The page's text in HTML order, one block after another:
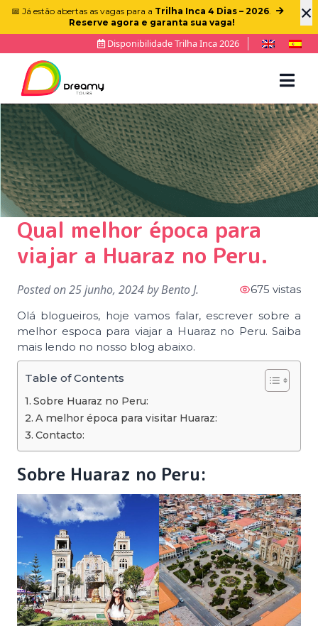
×
📅 Já estão abertas as vagas para a Trilha Inca 4 Dias – 2026.
Reserve agora e garanta sua vaga!
Disponibilidade Trilha Inca 2026
Qual melhor época para
viajar a Huaraz no Peru.
Posted on25 junho, 2024byBento J.
675 vistas
Olá blogueiros, hoje vamos falar, escrever sobre a
melhor espoca para viajar a Huaraz no Peru. Saiba
mais lendo no nosso blog abaixo.
Table of Contents
Sobre Huaraz no Peru:
A melhor época para visitar Huaraz:
Contacto:
Sobre Huaraz no Peru: